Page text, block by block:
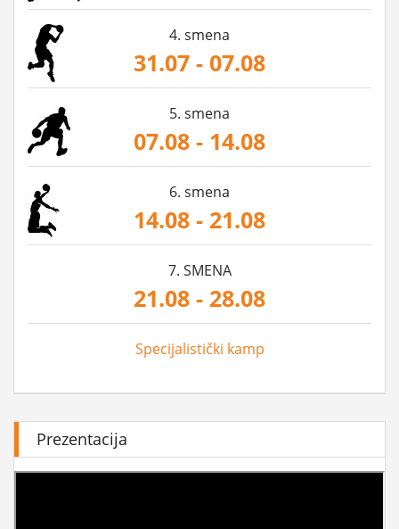
4. smena
31.07 - 07.08
5. smena
07.08 - 14.08
6. smena
14.08 - 21.08
7. SMENA
21.08 - 28.08
Specijalistički kamp
Prezentacija